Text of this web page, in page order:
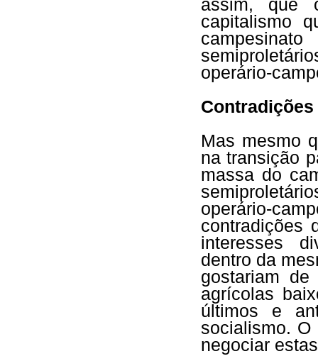
assim, que
capitalismo
operário-
Mas mesmo
na transição
massa do
operário-
contradições
interesses
dentro da
gostariam
agrícolas
últimos e
socialismo.
negociar